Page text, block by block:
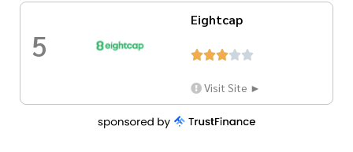
5
Eightcap

Visit Site ►